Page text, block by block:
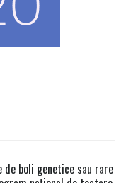
de boli genetice sau rare